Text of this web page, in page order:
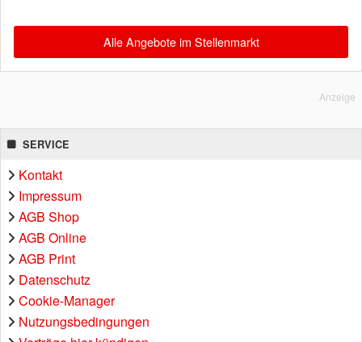
Alle Angebote im Stellenmarkt
Anzeige
SERVICE
Kontakt
Impressum
AGB Shop
AGB Online
AGB Print
Datenschutz
Cookie-Manager
Nutzungsbedingungen